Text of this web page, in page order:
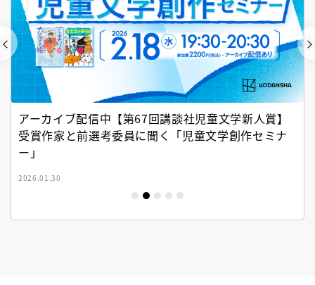
アーカイブ配信中【第67回講談社児童文学新人賞】
受賞作家と前選考委員に聞く「児童文学創作セミナ
ー」
2026.01.30